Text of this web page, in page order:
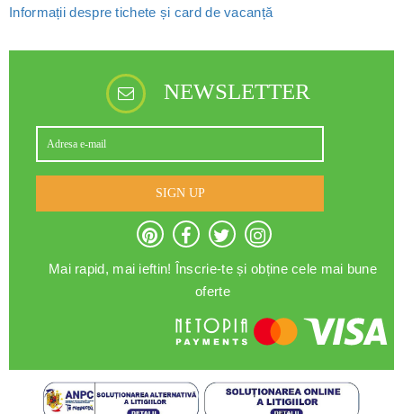
Informații despre tichete și card de vacanță
NEWSLETTER
SIGN UP
Mai rapid, mai ieftin! Înscrie-te și obține cele mai bune
oferte